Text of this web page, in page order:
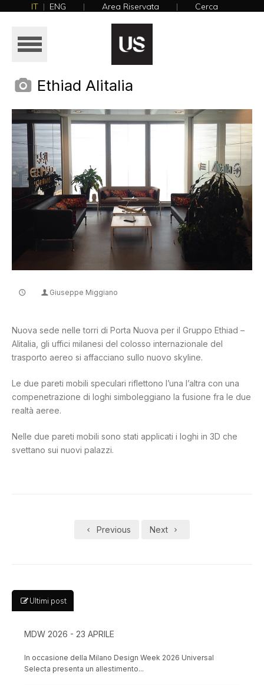
IT | ENG | Area Riservata | Cerca
HOME
AZIENDA
PRODOTTI
REALIZZAZIONI
NEWS
Ethiad Alitalia
Giuseppe Miggiano
Nuova sede nelle torri di Porta Nuova per il Gruppo Ethiad –
Alitalia, gli uffici milanesi del colosso internazionale del
trasporto aereo si affacciano sullo nuovo skyline.
Le due pareti mobili speculari riflettono l’una l’altra con una
compenetrazione di loghi simboleggiano la fusione fra le due
realtà aeree.
Nelle due pareti mobili sono stati applicati i loghi in 3D che
svettano sui nuovi palazzi.
Previous Next
Ultimi post
MDW 2026 - 23 APRILE
In occasione della Milano Design Week 2026 Universal
Selecta presenta un allestimento...